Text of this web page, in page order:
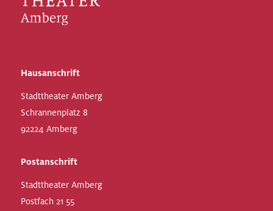
Hausanschrift
Stadttheater Amberg
Schrannenplatz 8
92224 Amberg
Postanschrift
Stadttheater Amberg
Postfach 21 55